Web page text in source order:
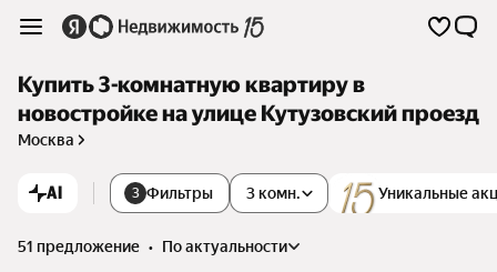
Купить 3-комнатную квартиру в
новостройке на улице Кутузовский проезд
Москва
AI 3 Фильтры Уникальные
3 комн.
51 предложение •
по актуальности